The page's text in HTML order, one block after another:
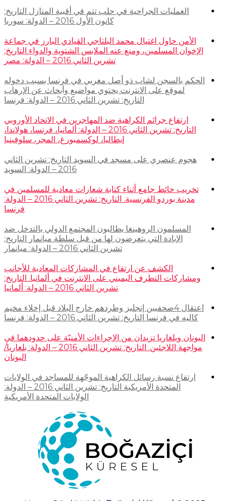
العمليات الجراحية في حلب تتم في أقبية المنازل التاريخ:
كانون الأول 2016 – الدولة: سوريا
الأمن حاول اغتيال محمد البلتاجي القيادي البارز في جماعة
الإخوان المسلمين، ومنع عنه الملابس الشتوية والدواء التاريخ:
تشرين الثاني 2016 – الدولة: مصر
الحكم بالسجن لشاب ذو أصل مغربي في فرنسا بسبب دخوله
لموقع على الانترنت يحتوي مواضيع وأبحاث عن الإرهاب
التاريخ: تشرين الثاني 2016 – الدولة: فرنسا
ارتفاع جرائم الكراهية ضد المهاجرين في الاتحاد الأوروبي
التاريخ: تشرين الثاني 2016 – الدولة: ألمانيا، فرنسا، هولاندا،
إيطاليا، لوكسمبورغ، المجر، سلوفينيا
هجوم عنصري على مسجد في السويد التاريخ: تشرين الثاني
2016 – الدولة: السويد
تخريب حائط جامع أثناء كتابة شعارات معادية للمسلمين في
مدينة بوردو الفرنسية. التاريخ: تشرين الثاني 2016 – الدولة:
فرنسا
المسلمون الروهينغا يطالبون المجتمع الدولي بالتدخل ضد
الإبادة التي يتعرضون لها من قبل سلطة ميانمار التاريخ:
تشرين الثاني 2016 – الدولة: ميانمار
الكشف عن ارتفاع في المشاركات المعادية للأجانب
ومشاركات التطرف اليميني على الانترنت في ألمانيا. التاريخ:
تشرين الثاني 2016 – الدولة: ألمانيا
اعتقال 4صحفيين إنجليز وطردهم خارج البلاد قبل إخلاء مخيم
كاليه في فرنسا التاريخ: تشرين الثاني 2016 – الدولة: فرنسا
اليونان وبلغاريا تزيدان من الإجراءات الأمنيّة على حدودهما في
مواجهة اللاجئين. التاريخ: تشرين الثاني 2016 – الدولة: بلغاريا/
اليونان
ارتفاع نسبة رسائل الكراهية الموجّهة للمساجد في الولايات
المتحدة الأمريكية التاريخ: تشرين الثاني 2016 – الدولة:
الولايات المتحدة الأمريكية